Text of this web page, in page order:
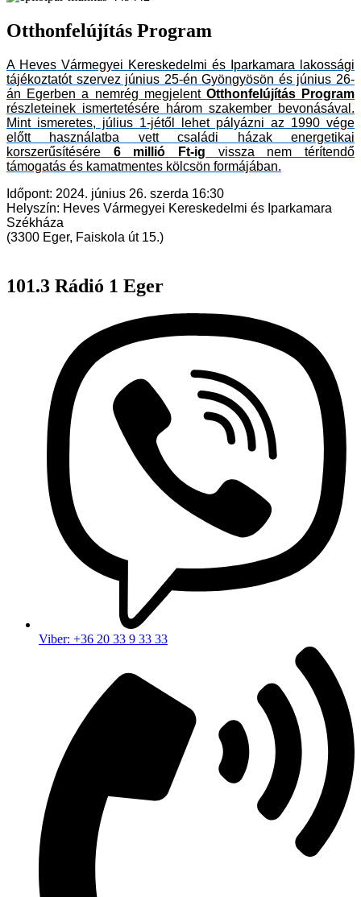
Otthonfelújítás Program
A Heves Vármegyei Kereskedelmi és Iparkamara lakossági
tájékoztatót szervez június 25-én Gyöngyösön és június 26-
án Egerben a nemrég megjelent Otthonfelújítás Program
részleteinek ismertetésére három szakember bevonásával.
Mint ismeretes, július 1-jétől lehet pályázni az 1990 vége
előtt használatba vett családi házak energetikai
korszerűsítésére 6 millió Ft-ig vissza nem térítendő
támogatás és kamatmentes kölcsön formájában.
Időpont: 2024. június 26. szerda 16:30
Helyszín: Heves Vármegyei Kereskedelmi és Iparkamara
Székháza
(3300 Eger, Faiskola út 15.)
101.3 Rádió 1 Eger
Viber: +36 20 33 9 33 33